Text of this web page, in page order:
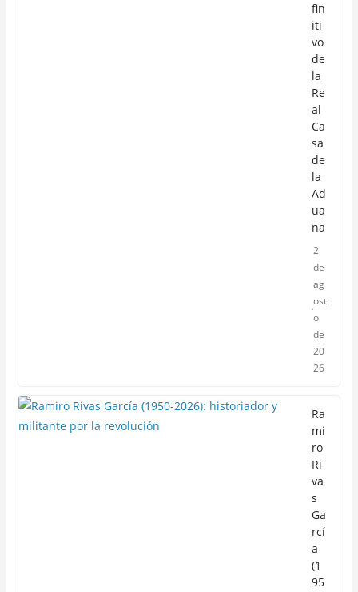
fin
iti
vo
de
la
Re
al
Ca
sa
de
la
Ad
ua
na
2
de
ag
ost
o
de
20
26
Ra
mi
ro
Ri
va
s
Ga
rcí
a
(1
95